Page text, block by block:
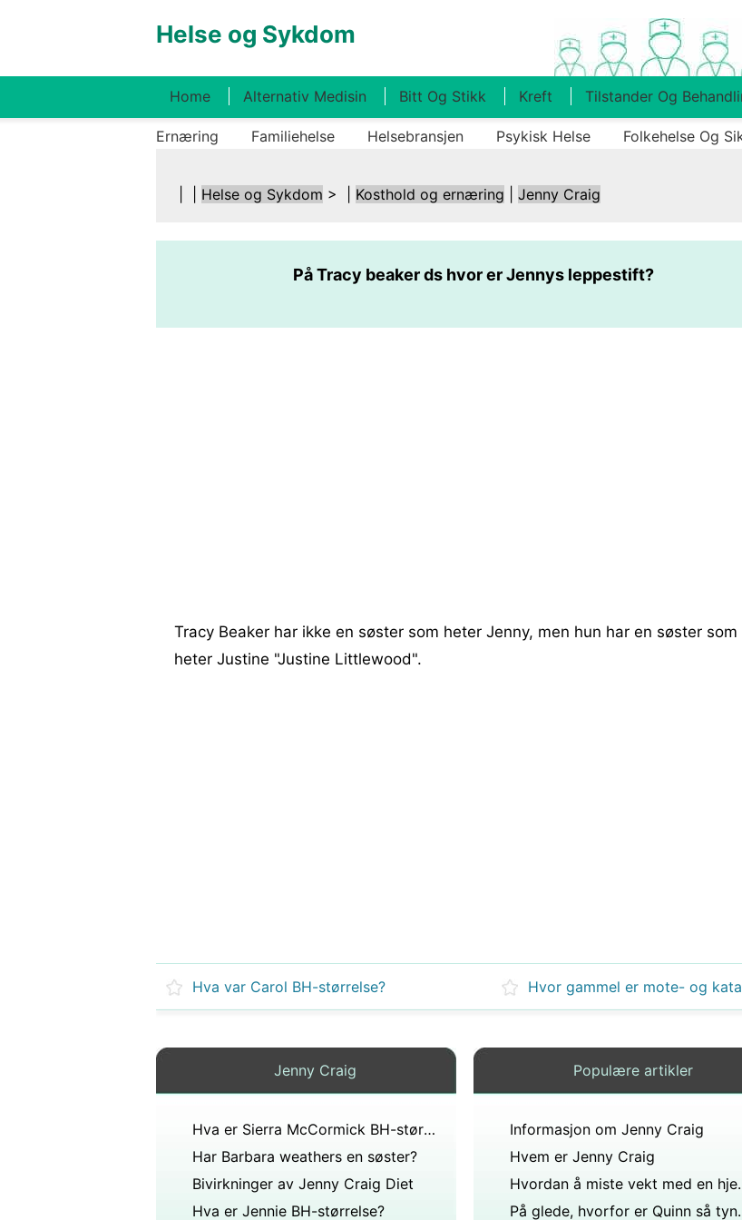
Helse og Sykdom
Home Alternativ Medisin Bitt Og Stikk Kreft Tilstander Og
Ernæring Familiehelse Helsebransjen Psykisk Helse Folkehelse Og
Helse og Sykdom > | Kosthold og ernæring Jenny Craig
På Tracy beaker ds hvor er Jennys leppestift?
Tracy Beaker har ikke en søster som heter Jenny, men hun har en søster som
heter Justine "Justine Littlewood".
Hva var Carol BH-størrelse?
Jenny Craig
Hva er Sierra McCormick BH-størrelse?
Har Barbara weathers en søster?
Bivirkninger av Jenny Craig Diet
Hva er Jennie BH-størrelse?
Populære artikler
Informasjon om Jenny Craig
Hvem er Jenny Craig
Hvordan å miste
På glede,